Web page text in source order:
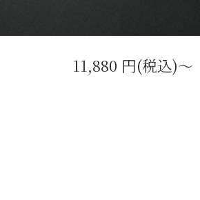
11,880 円(税込)〜